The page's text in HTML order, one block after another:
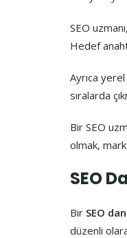
SEO
Hedef
Ayrıca yerel
sıralarda
Bir SEO
olmak,
SEO
Bir SEO
düzenli